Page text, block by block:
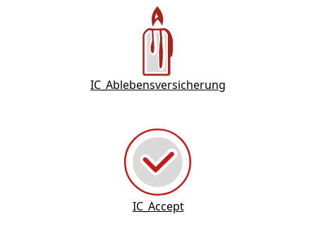
IC_Ablebensversicherung
IC_Accept